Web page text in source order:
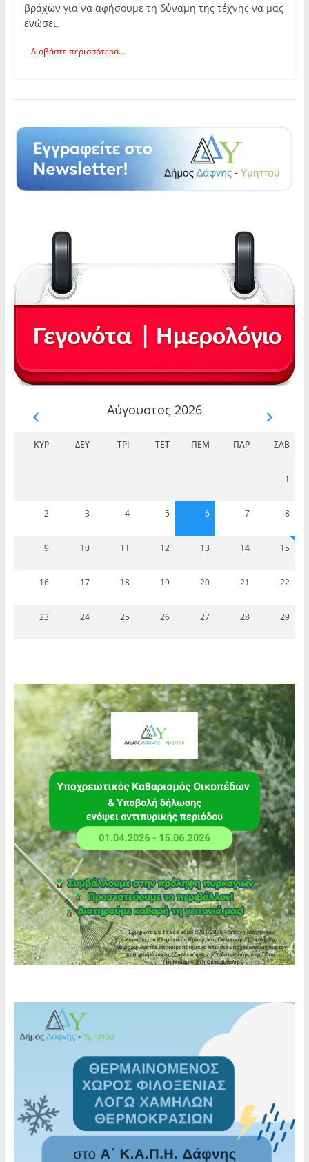
βράχων για να αφήσουμε τη δύναμη της τέχνης να μας
ενώσει.
Διαβάστε περισσότερα...
Αύγουστος 2026
ΚΥΡ ΔΕΥ ΤΡΊ ΤΕΤ ΠΈΜ ΠΑΡ ΣΆΒ
1
2 3 4 5 6 7 8
9 10 11 12 13 14 15
16 17 18 19 20 21 22
23 24 25 26 27 28 29